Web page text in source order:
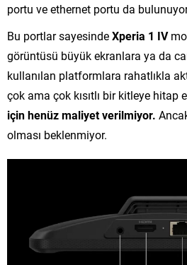
portu ve ethernet portu da
Bu portlar sayesindeXperia 1 IV
görüntüsü büyük ekranlara ya da
kullanılan platformlara rahatlıkla
çok ama çok kısıtlı bir kitleye hitap
için henüz maliyet verilmiyor.
olması beklenmiyor.